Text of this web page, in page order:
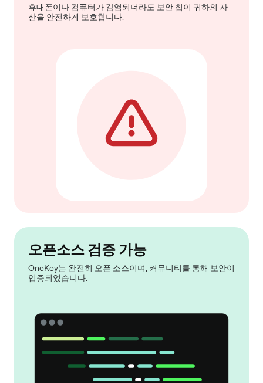
휴대폰이나 컴퓨터가 감염되더라도 보안 칩이 귀하의 자
산을 안전하게 보호합니다.
오픈소스 검증 가능
OneKey는 완전히 오픈 소스이며, 커뮤니티를 통해 보안이
입증되었습니다.